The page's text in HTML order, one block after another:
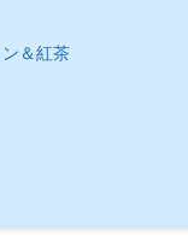
＆紅茶